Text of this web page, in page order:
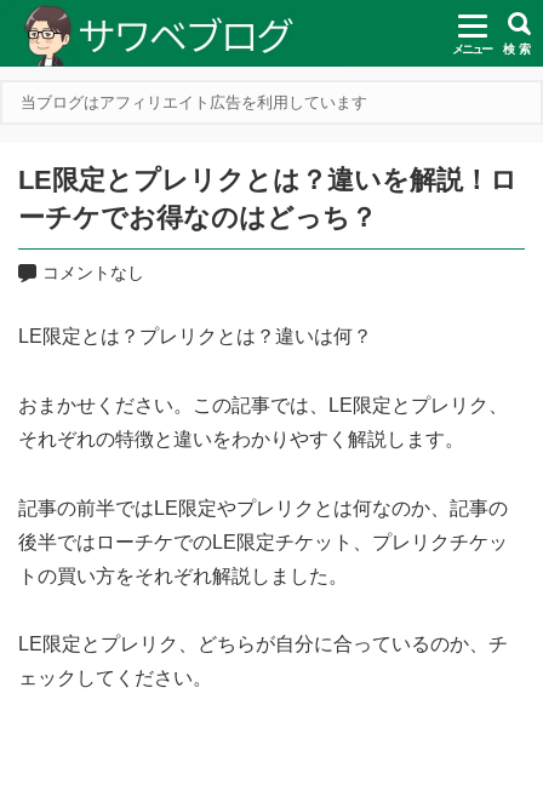
メニュー 検 索
当ブログはアフィリエイト広告を利用しています
LE限定とプレリクとは？違いを解説！ロ
ーチケでお得なのはどっち？
コメントなし
LE限定とは？プレリクとは？違いは何？
おまかせください。この記事では、LE限定とプレリク、
それぞれの特徴と違いをわかりやすく解説します。
記事の前半ではLE限定やプレリクとは何なのか、記事の
後半ではローチケでのLE限定チケット、プレリクチケッ
トの買い方をそれぞれ解説しました。
LE限定とプレリク、どちらが自分に合っているのか、チ
ェックしてください。